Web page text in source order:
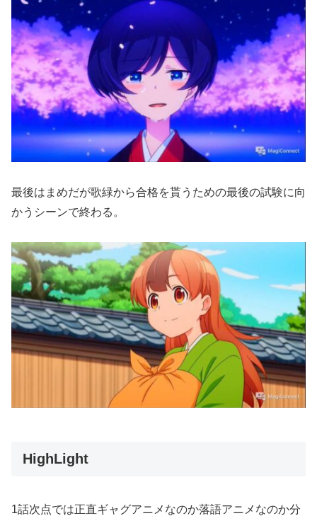
最後はまめだが歌緑から合格を貰うための最後の試験に向
かうシーンで終わる。
HighLight
1話次点では正直ギャグアニメなのか落語アニメなのか分